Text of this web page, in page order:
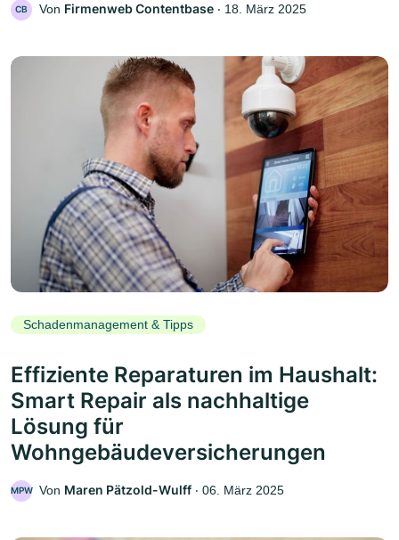
CB Von Firmenweb Contentbase ‧ 18. März 2025
Schadenmanagement & Tipps
Effiziente Reparaturen im Haushalt:
Smart Repair als nachhaltige
Lösung für
Wohngebäudeversicherungen
MPW Von Maren Pätzold-Wulff ‧ 06. März 2025